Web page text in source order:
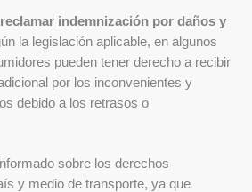
indemnización por daños y
la legislación aplicable, en algunos
pueden tener derecho a recibir
por los inconvenientes y
debido a los retrasos o
sobre los derechos
y medio de transporte, ya que